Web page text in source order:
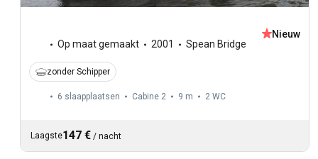
Op maat gemaakt 2001 Spean Bridge
Nieuw
zonder Schipper
6 slaapplaatsen Cabine 2 9 m 2 WC
Laagste147 € / nacht